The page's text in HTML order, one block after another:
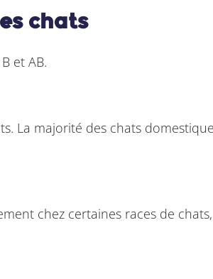
chats
et AB.
La majorité des chats
chez certaines races de